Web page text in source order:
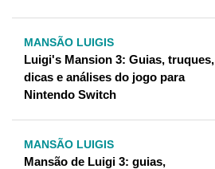
MANSÃO LUIGIS
Luigi's Mansion 3: Guias, truques,
dicas e análises do jogo para
Nintendo Switch
MANSÃO LUIGIS
Mansão de Luigi 3: guias,